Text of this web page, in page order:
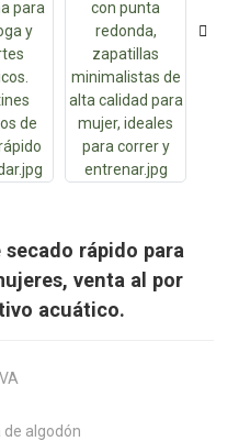
rápido para
venta al por
acuático.
de algodón